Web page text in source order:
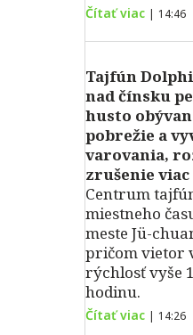
Čítať viac | 14:46
Tajfún
nad čínsku
husto
pobrežie a
varovania,
zrušenie
Centrum
miestneho
meste Jü-
pričom vietor
rýchlosť vyše
hodinu.
Čítať viac | 14:26